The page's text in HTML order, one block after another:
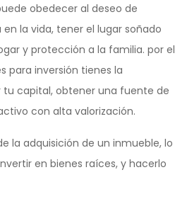
obedecer al deseo de
la vida, tener el lugar soñado
y protección a la familia. por el
para inversión tienes la
capital, obtener una fuente de
con alta valorización.
la adquisición de un inmueble, lo
en bienes raíces, y hacerlo